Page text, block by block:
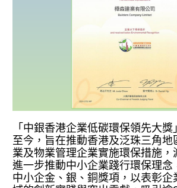
「中銀香港企業低碳環保領先大
至今，旨在推動香港及泛珠三角地
業及物業管理企業實施環保措施，
進一步推動中小企業踐行環保理念
中小企金、銀、銅獎項，以表彰企